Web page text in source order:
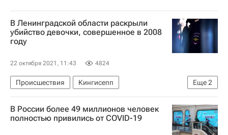
В Ленинградской области раскрыли
убийство девочки, совершенное в 2008
году
22 октября 2021, 11:43 4824
Еще2
Происшествия
Кингисепп
Ленинградская область
Министерство внутренних дел РФ (МВД России)
В России более 49 миллионов человек
полностью привились от COVID-19